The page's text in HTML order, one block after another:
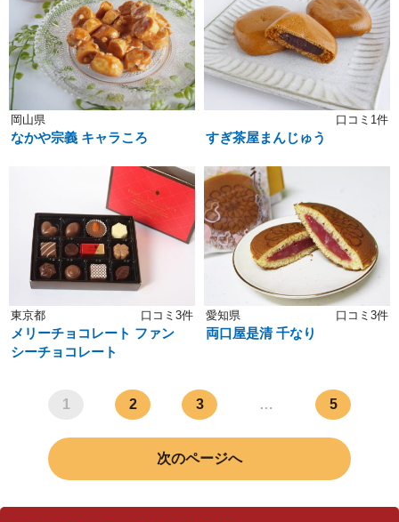
岡山県
なかや宗義 キャラころ
口コミ1件
すぎ茶屋まんじゅう
東京都 口コミ3件
メリーチョコレート ファン
シーチョコレート
愛知県 口コミ3件
両口屋是清 千なり
1 2 3 … 5
次のページへ